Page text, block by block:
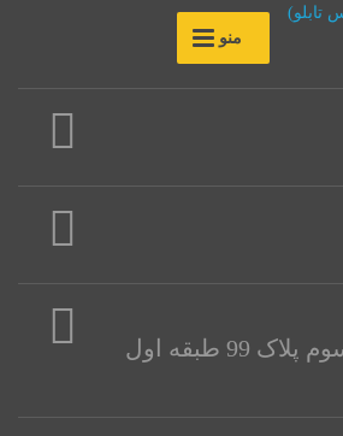
منو
نبش نگارستان سوم پلاک 99 طبقه اول